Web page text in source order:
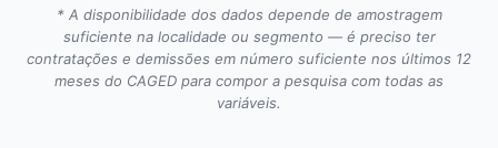
* A disponibilidade dos dados depende de amostragem
suficiente na localidade ou segmento — é preciso ter
contratações e demissões em número suficiente nos últimos 12
meses do CAGED para compor a pesquisa com todas as
variáveis.